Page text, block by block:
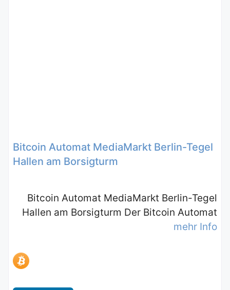
Bitcoin Automat MediaMarkt Berlin-Tegel
Hallen am Borsigturm
Bitcoin Automat MediaMarkt Berlin-Tegel
Hallen am Borsigturm Der Bitcoin Automat
mehr Info